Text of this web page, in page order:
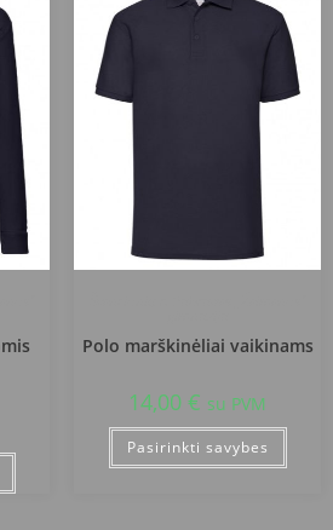
Polo marškinėliai vaikinams
14,00 € su PVM
Pasirinkti savybes